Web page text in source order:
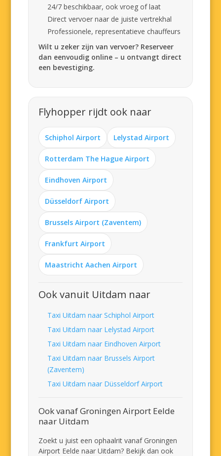
24/7 beschikbaar, ook vroeg of laat
Direct vervoer naar de juiste vertrekhal
Professionele, representatieve chauffeurs
Wilt u zeker zijn van vervoer? Reserveer
dan eenvoudig online – u ontvangt direct
een bevestiging.
Flyhopper rijdt ook naar
Schiphol Airport Lelystad Airport
Rotterdam The Hague Airport
Eindhoven Airport
Düsseldorf Airport
Brussels Airport (Zaventem)
Frankfurt Airport
Maastricht Aachen Airport
Ook vanuit Uitdam naar
Taxi Uitdam naar Schiphol Airport
Taxi Uitdam naar Lelystad Airport
Taxi Uitdam naar Eindhoven Airport
Taxi Uitdam naar Brussels Airport
(Zaventem)
Taxi Uitdam naar Düsseldorf Airport
Ook vanaf Groningen Airport Eelde
naar Uitdam
Zoekt u juist een ophaalrit vanaf Groningen
Airport Eelde naar Uitdam? Bekijk dan ook